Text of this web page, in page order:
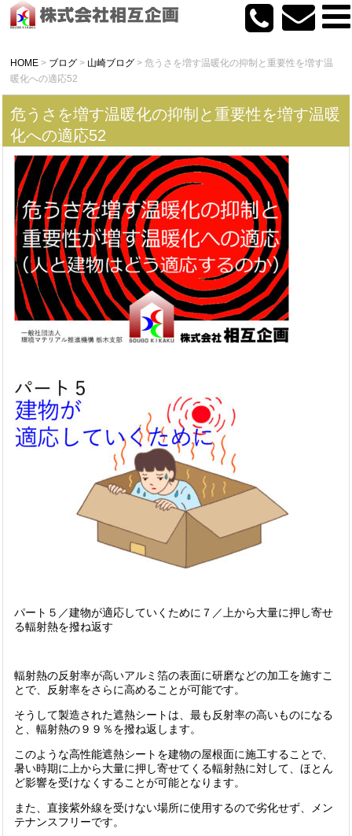
HOME > ブログ > 山崎ブログ > 危うさを増す温暖化の抑制と重要性を増す温
暖化への適応52
危うさを増す温暖化の抑制と重要性を増す温暖
化への適応52
パート５／建物が適応していくために７／上から大量に押し寄せ
る輻射熱を撥ね返す
輻射熱の反射率が高いアルミ箔の表面に研磨などの加工を施すこ
とで、反射率をさらに高めることが可能です。
そうして製造された遮熱シートは、最も反射率の高いものになる
と、輻射熱の９９％を撥ね返します。
このような高性能遮熱シートを建物の屋根面に施工することで、
暑い時期に上から大量に押し寄せてくる輻射熱に対して、ほとん
ど影響を受けなくすることが可能となります。
また、直接紫外線を受けない場所に使用するので劣化せず、メン
テナンスフリーです。